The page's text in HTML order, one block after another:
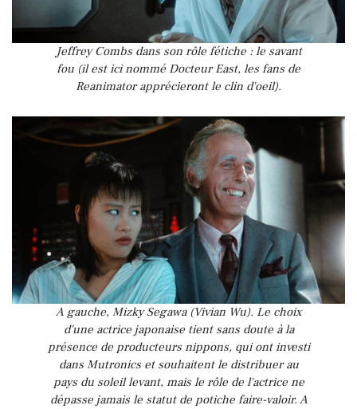
Jeffrey Combs dans son rôle fétiche : le savant
fou (il est ici nommé Docteur East, les fans de
Reanimator apprécieront le clin d'oeil).
A gauche, Mizky Segawa (Vivian Wu). Le choix
d'une actrice japonaise tient sans doute à la
présence de producteurs nippons, qui ont investi
dans Mutronics et souhaitent le distribuer au
pays du soleil levant, mais le rôle de l'actrice ne
dépasse jamais le statut de potiche faire-valoir. A